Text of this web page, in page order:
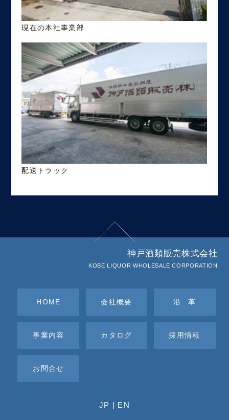
現在の本社事業部
配送トラック
神戸酒類販売株式会社
KOBE LIQUOR WHOLESALE CORPORATION
HOME 会社概要 沿革
事業内容 カタログ 採用情報
お問合せ
JP | EN